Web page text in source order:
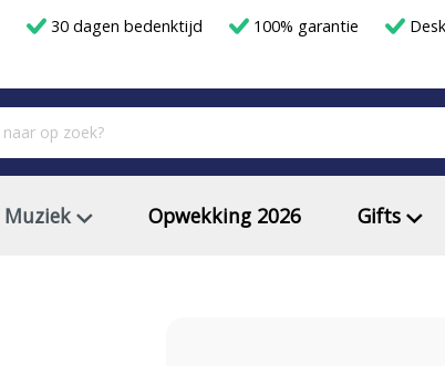
30 dagen bedenktijd 100% garantie
Muziek Opwekking 2026 Gifts